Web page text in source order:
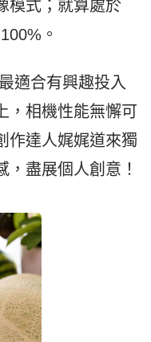
模式；就算處於
。
適合有興趣投入
，相機性能無懈可
作達人娓娓道來獨
盡展個人創意！